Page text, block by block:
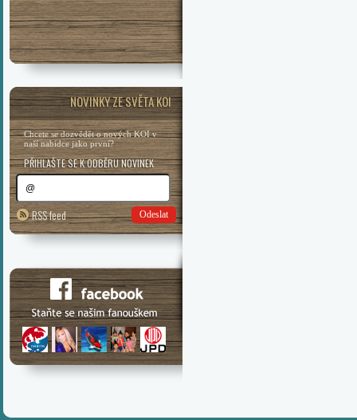
NOVINKY ZE SVĚTA KOI
Chcete se dozvědět o nových KOI v
naší nabídce jako první?
PŘIHLAŠTE SE K ODBĚRU NOVINEK
RSS feed Odeslat